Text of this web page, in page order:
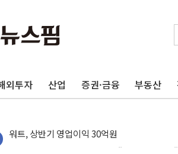
외투자 산업 증권·금융 부동산
40.2도 찍은 서울 등 폭염중대경보 해제…누적
"文정부 악몽 재현 안돼"...李 부동산 세제안
李대통령, 호우 피해 경북 안동·의성 특별재난
'변기 수리' 집주인에게 흉기 휘두른 30대 세
프롬바이오, 10일 거래 재개…"재무구조 개편"